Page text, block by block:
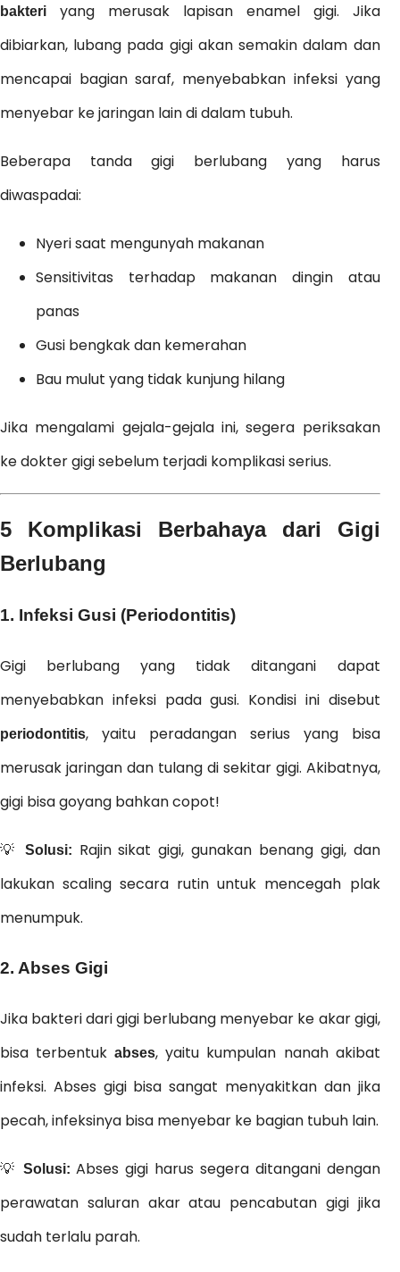
bakteri
yang merusak lapisan enamel gigi. Jika
dibiarkan, lubang pada gigi akan semakin dalam dan
mencapai bagian saraf, menyebabkan infeksi yang
menyebar ke jaringan lain di dalam tubuh.
Beberapa tanda gigi berlubang yang harus
diwaspadai:
Nyeri saat mengunyah makanan
Sensitivitas terhadap makanan dingin atau
panas
Gusi bengkak dan kemerahan
Bau mulut yang tidak kunjung hilang
Jika mengalami gejala-gejala ini, segera periksakan
ke dokter gigi sebelum terjadi komplikasi serius.
5 Komplikasi Berbahaya dari Gigi
Berlubang
1. Infeksi Gusi (Periodontitis)
Gigi berlubang yang tidak ditangani dapat
menyebabkan infeksi pada gusi. Kondisi ini disebut
periodontitis, yaitu peradangan serius yang bisa
merusak jaringan dan tulang di sekitar gigi. Akibatnya,
gigi bisa goyang bahkan copot!
💡 Solusi: Rajin sikat gigi, gunakan benang gigi, dan
lakukan scaling secara rutin untuk mencegah plak
menumpuk.
2. Abses Gigi
Jika bakteri dari gigi berlubang menyebar ke akar gigi,
bisa terbentukabses, yaitu kumpulan nanah akibat
infeksi. Abses gigi bisa sangat menyakitkan dan jika
pecah, infeksinya bisa menyebar ke bagian tubuh lain.
💡 Solusi: Abses gigi harus segera ditangani dengan
perawatan saluran akar atau pencabutan gigi jika
sudah terlalu parah.